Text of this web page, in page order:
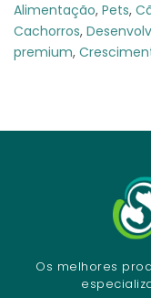
Alimentação, Pets,
Cachorros,
premium,
Os melhores